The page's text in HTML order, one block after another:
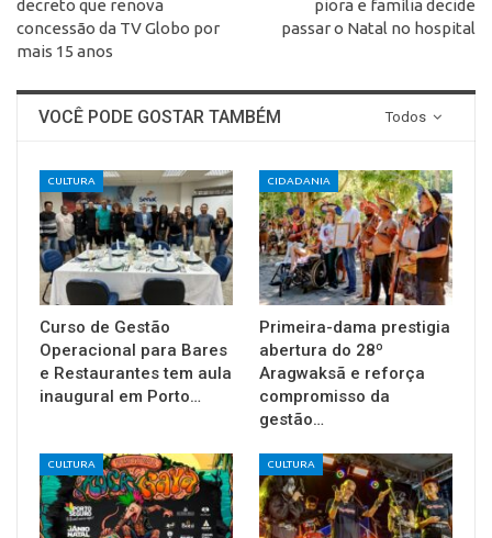
decreto que renova
concessão da TV Globo por
mais 15 anos
piora e família decide
passar o Natal no hospital
Todos
VOCÊ PODE GOSTAR TAMBÉM
CULTURA
Curso de Gestão
Operacional para Bares
e Restaurantes tem aula
inaugural em Porto…
CIDADANIA
Primeira-dama prestigia
abertura do 28º
Aragwaksã e reforça
compromisso da
gestão…
CULTURA CULTURA